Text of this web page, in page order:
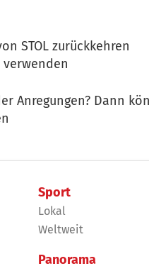
STOL zurückkehren
verwenden
Anregungen? Dann
Sport
Lokal
Weltweit
Panorama